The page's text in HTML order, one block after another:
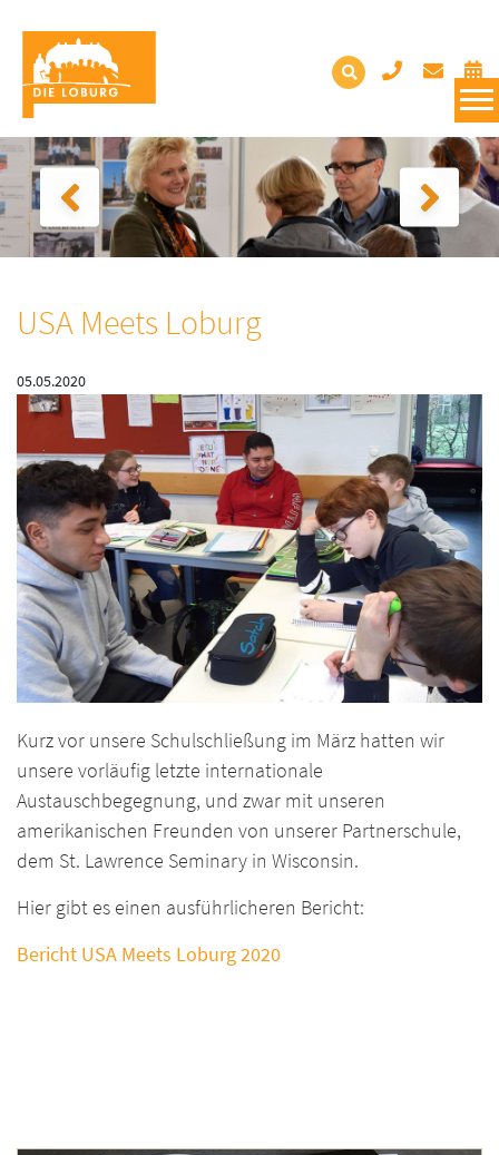
USA Meets Loburg
05.05.2020
Kurz vor unsere Schulschließung im März hatten wir
unsere vorläufig letzte internationale
Austauschbegegnung, und zwar mit unseren
amerikanischen Freunden von unserer Partnerschule,
dem St. Lawrence Seminary in Wisconsin.
Hier gibt es einen ausführlicheren Bericht:
Bericht USA Meets Loburg 2020